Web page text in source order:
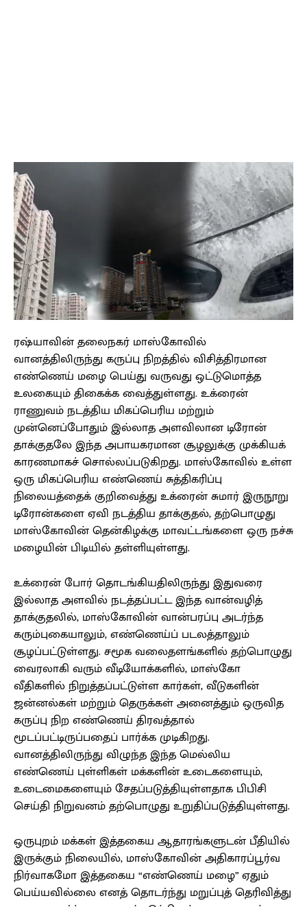
ரஷ்யாவின் தலைநகர் மாஸ்கோவில்
வானத்திலிருந்து கருப்பு நிறத்தில் விசித்திரமான
எண்ணெய் மழை பெய்து வருவது ஒட்டுமொத்த
உலகையும் திகைக்க வைத்துள்ளது. உக்ரைன்
ராணுவம் நடத்திய மிகப்பெரிய மற்றும்
முன்னெப்போதும் இல்லாத அளவிலான டிரோன்
தாக்குதலே இந்த அபாயகரமான சூழலுக்கு முக்கியக்
காரணமாகச் சொல்லப்படுகிறது. மாஸ்கோவில் உள்ள
ஒரு மிகப்பெரிய எண்ணெய் சுத்திகரிப்பு
நிலையத்தைக் குறிவைத்து உக்ரைன் சுமார் இருநூறு
டிரோன்களை ஏவி நடத்திய தாக்குதல், தற்பொழுது
மாஸ்கோவின் தென்கிழக்கு மாவட்டங்களை ஒரு நச்சு
மழையின் பிடியில் தள்ளியுள்ளது.
உக்ரைன் போர் தொடங்கியதிலிருந்து இதுவரை
இல்லாத அளவில் நடத்தப்பட்ட இந்த வான்வழித்
தாக்குதலில், மாஸ்கோவின் வான்பரப்பு அடர்ந்த
கரும்புகையாலும், எண்ணெய்ப் படலத்தாலும்
சூழப்பட்டுள்ளது. சமூக வலைதளங்களில் தற்பொழுது
வைரலாகி வரும் வீடியோக்களில், மாஸ்கோ
வீதிகளில் நிறுத்தப்பட்டுள்ள கார்கள், வீடுகளின்
ஜன்னல்கள் மற்றும் தெருக்கள் அனைத்தும் ஒருவித
கருப்பு நிற எண்ணெய் திரவத்தால்
மூடப்பட்டிருப்பதைப் பார்க்க முடிகிறது.
வானத்திலிருந்து விழுந்த இந்த மெல்லிய
எண்ணெய் புள்ளிகள் மக்களின் உடைகளையும்,
உடைமைகளையும் சேதப்படுத்தியுள்ளதாக பிபிசி
செய்தி நிறுவனம் தற்பொழுது உறுதிப்படுத்தியுள்ளது.
ஒருபுறம் மக்கள் இத்தகைய ஆதாரங்களுடன் பீதியில்
இருக்கும் நிலையில், மாஸ்கோவின் அதிகாரப்பூர்வ
நிர்வாகமோ இத்தகைய “எண்ணெய் மழை” ஏதும்
பெய்யவில்லை எனத் தொடர்ந்து மறுப்புத் தெரிவித்து